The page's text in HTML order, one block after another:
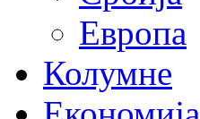
Европа
Колумне